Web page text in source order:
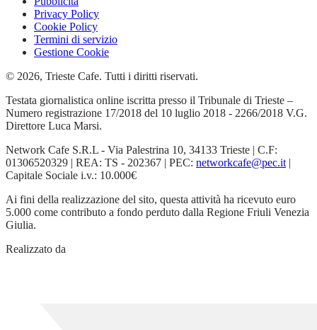
Privacy Policy
Cookie Policy
Termini di servizio
Gestione Cookie
© 2026, Trieste Cafe. Tutti i diritti riservati.
Testata giornalistica online iscritta presso il Tribunale di Trieste –
Numero registrazione 17/2018 del 10 luglio 2018 - 2266/2018 V.G.
Direttore Luca Marsi.
Network Cafe S.R.L - Via Palestrina 10, 34133 Trieste | C.F:
01306520329 | REA: TS - 202367 | PEC: networkcafe@pec.it |
Capitale Sociale i.v.: 10.000€
Ai fini della realizzazione del sito, questa attività ha ricevuto euro
5.000 come contributo a fondo perduto dalla Regione Friuli Venezia
Giulia.
Realizzato da